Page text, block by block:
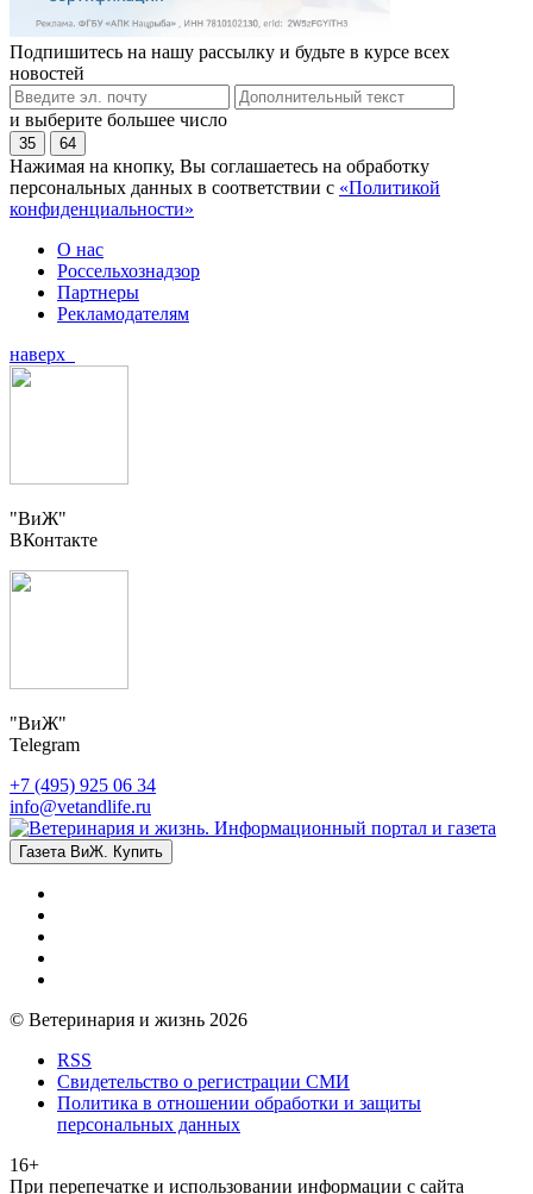
Подпишитесь на нашу рассылку и будьте в курсе всех
новостей
и выберите большее число
35 64
Нажимая на кнопку, Вы соглашаетесь на обработку
персональных данных в соответствии с «Политикой
конфиденциальности»
О нас
Россельхознадзор
Партнеры
Рекламодателям
наверх
"ВиЖ"
ВКонтакте
"ВиЖ"
Telegram
+7 (495) 925 06 34
info@vetandlife.ru
Газета ВиЖ. Купить
© Ветеринария и жизнь 2026
RSS
Свидетельство о регистрации СМИ
Политика в отношении обработки и защиты
персональных данных
16+
При перепечатке и использовании информации с сайта